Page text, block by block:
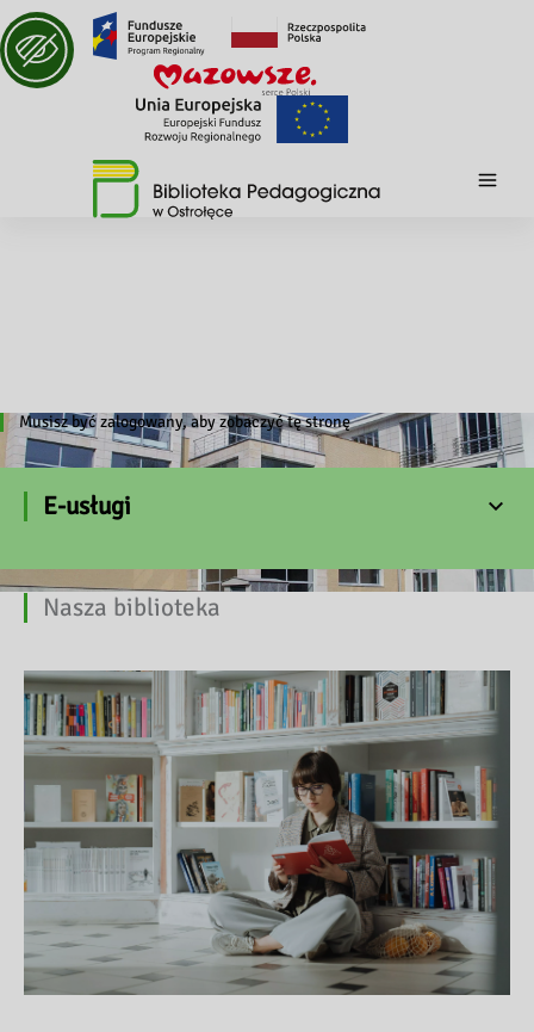
Musisz być zalogowany, aby zobaczyć tę stronę
E-usługi
Nasza biblioteka